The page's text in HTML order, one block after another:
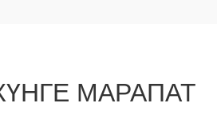
МАРАПАТ